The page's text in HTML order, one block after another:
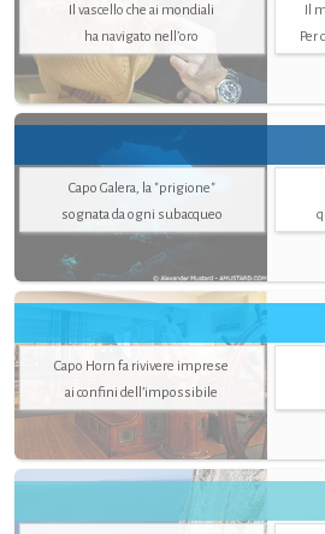
Il vascello che ai mondiali
ha navigato nell’oro
Il
Per
Capo Galera, la "prigione"
sognata da ogni subacqueo
Capo Horn fa rivivere imprese
ai confini dell’impossibile